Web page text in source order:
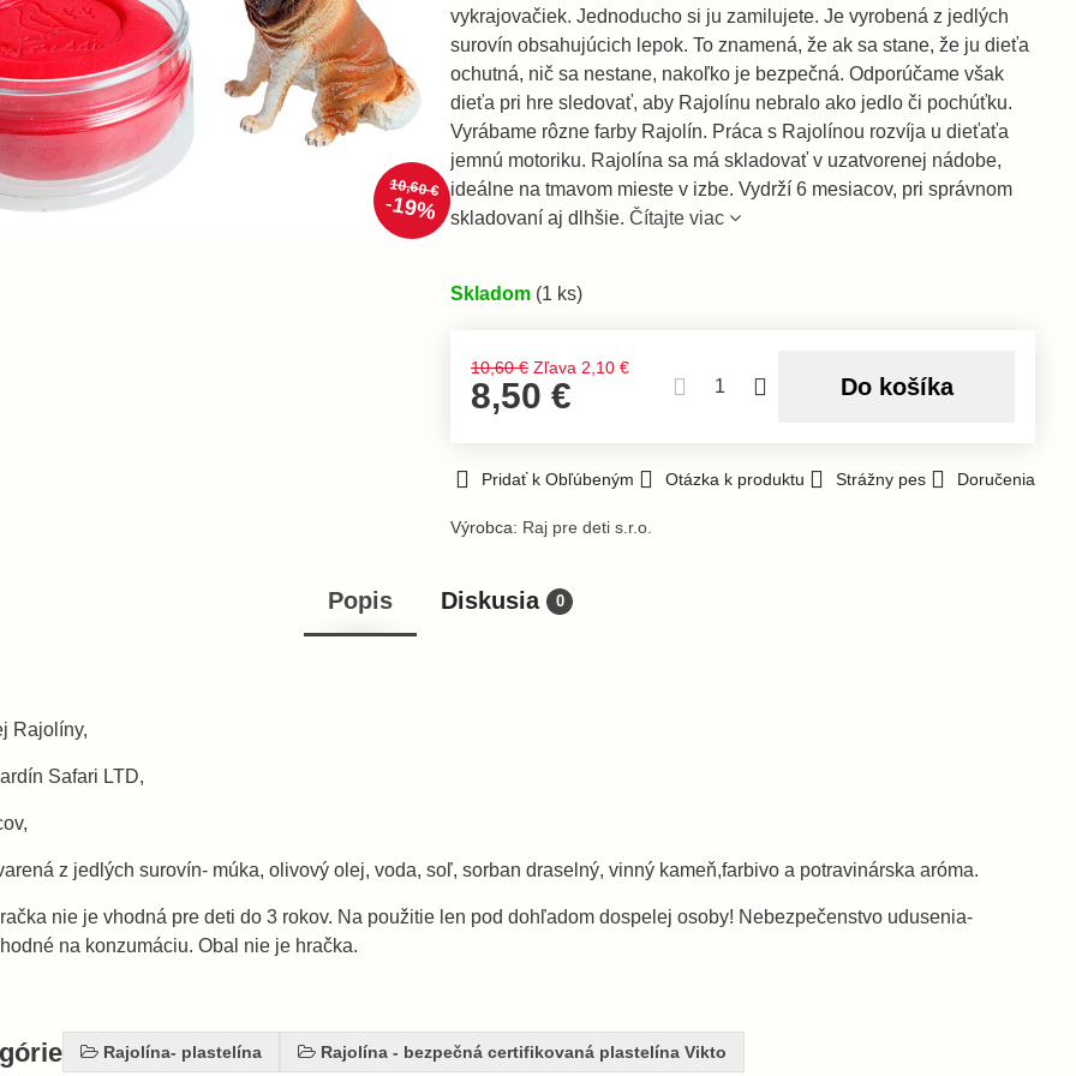
10,60 €
19%
vykrajovačiek. Jednoducho si ju zamilujete. Je vyrobená z jedlých
surovín obsahujúcich lepok. To znamená, že ak sa stane, že ju dieťa
ochutná, nič sa nestane, nakoľko je bezpečná. Odporúčame však
dieťa pri hre sledovať, aby Rajolínu nebralo ako jedlo či pochúťku.
Vyrábame rôzne farby Rajolín. Práca s Rajolínou rozvíja u dieťaťa
jemnú motoriku. Rajolína sa má skladovať v uzatvorenej nádobe,
ideálne na tmavom mieste v izbe. Vydrží 6 mesiacov, pri správnom
skladovaní aj dlhšie.Čítajte viac
Skladom (1 ks)
10,60 € Zľava 2,10 €
8,50 € Do košíka
Pridať k Obľúbeným Otázka k produktu Strážny pes Doručenia
Výrobca: Raj pre deti s.r.o.
Popis Diskusia 0
Rajolíny,
Safari LTD,
z jedlých surovín- múka, olivový olej, voda, soľ, sorban draselný, vinný kameň,farbivo a potravinárska aróma.
nie je vhodná pre deti do 3 rokov. Na použitie len pod dohľadom dospelej osoby! Nebezpečenstvo udusenia-
na konzumáciu. Obal nie je hračka.
Rajolína- plastelína Rajolína - bezpečná certifikovaná plastelína Vikto